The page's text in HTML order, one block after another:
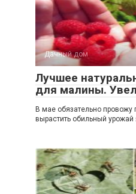
Дачный дом
Лучшее
для малины.
В мае обязательно
вырастить обильный урожай